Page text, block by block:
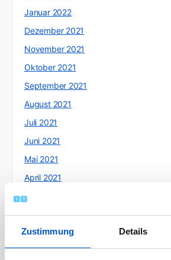
Zustimmung Details
Januar 2022
Dezember 2021
November 2021
Oktober 2021
September 2021
August 2021
Juli 2021
Juni 2021
Mai 2021
April 2021
März 2021
Februar 2021
Januar 2021
Dezember 2020